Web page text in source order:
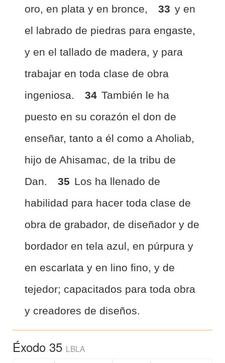
oro, en plata y en bronce,
33 y en
el labrado de piedras para engaste,
y en el tallado de madera, y para
trabajar en toda clase de obra
ingeniosa.
34 También le ha
puesto en su corazón el don de
enseñar, tanto a él como a Aholiab,
hijo de Ahisamac, de la tribu de
Dan.
35 Los ha llenado de
habilidad para hacer toda clase de
obra de grabador, de diseñador y de
bordador en tela azul, en púrpura y
en escarlata y en lino fino, y de
tejedor; capacitados para toda obra
y creadores de diseños.
Éxodo 35 LBLA